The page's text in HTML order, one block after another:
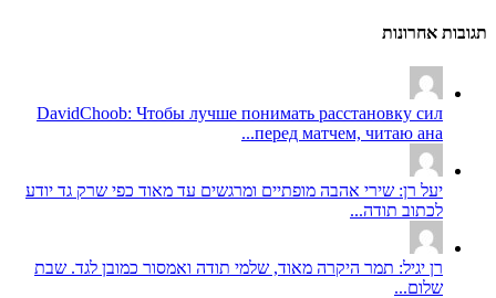
תגובות אחרונות
DavidChoob: Чтобы лучше понимать расстановку сил
перед матчем, читаю ана...
יעל רן: שירי אהבה מופתיים ומרגשים עד מאוד כפי שרק גד יודע
לכתוב תודה...
רן יגיל: תמר היקרה מאוד, שלמי תודה ואמסור כמובן לגד. שבת
שלום...